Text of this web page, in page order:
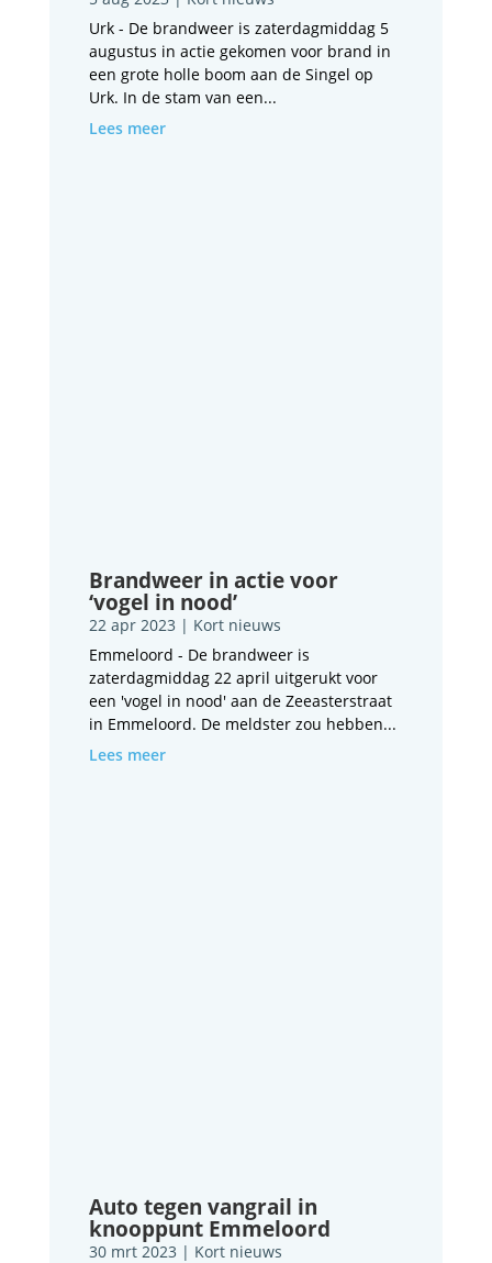
Urk - De brandweer is zaterdagmiddag 5
augustus in actie gekomen voor brand in
een grote holle boom aan de Singel op
Urk. In de stam van een...
Lees meer
Brandweer in actie voor
‘vogel in nood’
22 apr 2023 | Kort nieuws
Emmeloord - De brandweer is
zaterdagmiddag 22 april uitgerukt voor
een 'vogel in nood' aan de Zeeasterstraat
in Emmeloord. De meldster zou hebben...
Lees meer
Auto tegen vangrail in
knooppunt Emmeloord
30 mrt 2023 | Kort nieuws